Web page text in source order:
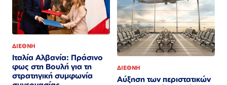
ΔΙΕΘΝΗ
Ιταλία Αλβανία: Πράσινο
φως στη Βουλή για τη
στρατηγική συμφωνία
ΔΙΕΘΝΗ
Αύξηση των περιστατικών